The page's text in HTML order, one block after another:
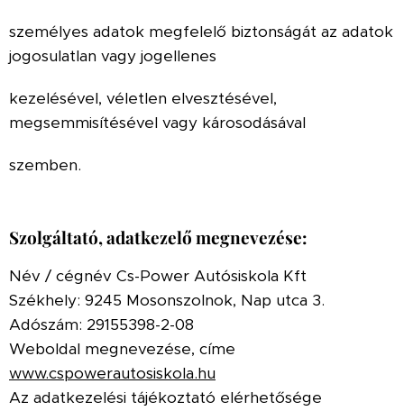
személyes adatok megfelelő biztonságát az adatok
jogosulatlan vagy jogellenes
kezelésével, véletlen elvesztésével,
megsemmisítésével vagy károsodásával
szemben.
Szolgáltató, adatkezelő megnevezése:
Név / cégnév Cs-Power Autósiskola Kft
Székhely: 9245 Mosonszolnok, Nap utca 3.
Adószám: 29155398-2-08
Weboldal megnevezése, címe
www.cspowerautosiskola.hu
Az adatkezelési tájékoztató elérhetősége